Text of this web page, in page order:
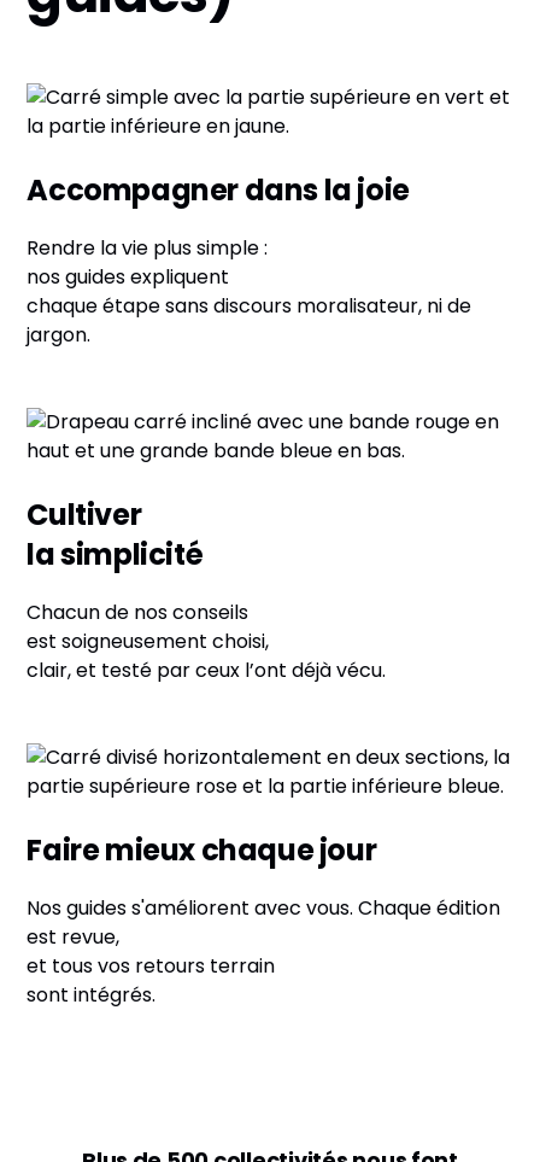
Accompagner dans la joie
Rendre la vie plus simple :
nos guides expliquent
chaque étape sans discours moralisateur, ni de
jargon.
Cultiver
la simplicité
Chacun de nos conseils
est soigneusement choisi,
clair, et testé par ceux l’ont déjà vécu.
Faire mieux chaque jour
Nos guides s'améliorent avec vous. Chaque édition
est revue,
et tous vos retours terrain
sont intégrés.